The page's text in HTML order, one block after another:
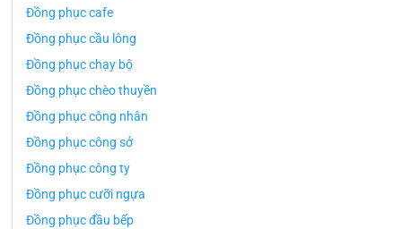
Đồng phục cafe
Đồng phục cầu lông
Đồng phục chạy bộ
Đồng phục chèo thuyền
Đồng phục công nhân
Đồng phục công sở
Đồng phục công ty
Đồng phục cưỡi ngựa
Đồng phục đầu bếp